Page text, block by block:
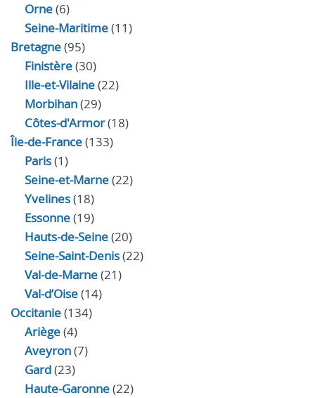
Orne(6)
Seine-Maritime(11)
Bretagne(95)
Finistère(30)
Ille-et-Vilaine(22)
Morbihan(29)
Côtes-d'Armor(18)
Île-de-France(133)
Paris(1)
Seine-et-Marne(22)
Yvelines(18)
Essonne(19)
Hauts-de-Seine(20)
Seine-Saint-Denis(22)
Val-de-Marne(21)
Val-d’Oise(14)
Occitanie(134)
Ariège(4)
Aveyron(7)
Gard(23)
Haute-Garonne(22)